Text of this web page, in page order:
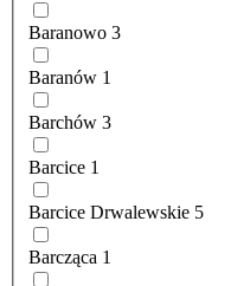
Baranowo 3
Baranów 1
Barchów 3
Barcice 1
Barcice Drwalewskie 5
Barcząca 1